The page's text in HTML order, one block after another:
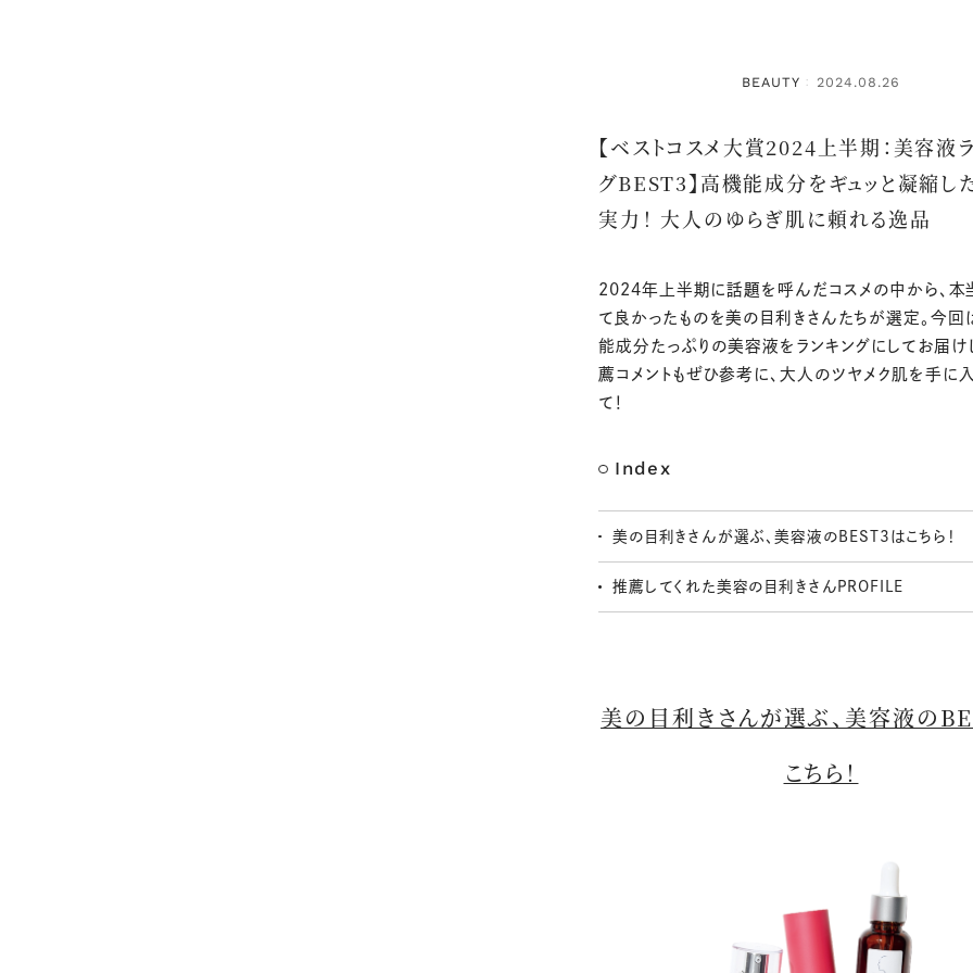
BEAUTY ： 2024.08.26
【ベストコスメ大賞2024上半期：美容液
グBEST3】高機能成分をギュッと凝縮し
実力！ 大人のゆらぎ肌に頼れる逸品
2024年上半期に話題を呼んだコスメの中から、本
て良かったものを美の目利きさんたちが選定。今回
能成分たっぷりの美容液をランキングにしてお届け
薦コメントもぜひ参考に、大人のツヤメク肌を手に
て！
Index
美の目利きさんが選ぶ、美容液のBEST3はこちら！
推薦してくれた美容の目利きさんPROFILE
美の目利きさんが選ぶ、美容液の
こちら！